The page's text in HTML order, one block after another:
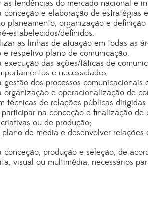
as tendências do mercado nacional e
conceção e elaboração de estratégias
planeamento, organização e
estabelecidos/definidos.
as linhas de atuação em todas as
e respetivo plano de comunicação.
execução das ações/táticas de
e necessidades.
gestão dos processos
organização e operacionalização de
técnicas de relações públicas
na conceção e finalização
ou de produção;
plano de media e desenvolver
conceção, produção e seleção, de
visual ou multimédia, necessários